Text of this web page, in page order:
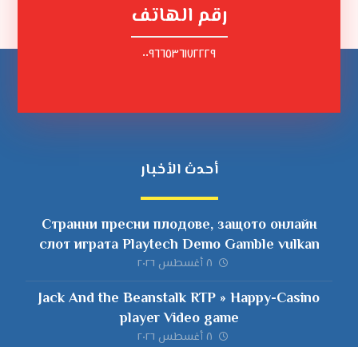
رقم الهاتف
٠٠٩٦٦٥٣٦١٧٢٢٢٩
أحدث الأخبار
Странни пресни плодове, защото онлайн
слот играта Playtech Demo Gamble vulkan
безплатна
٨ أغسطس ٢٠٢٦
Jack And the Beanstalk RTP » Happy-Casino
player Video game
٨ أغسطس ٢٠٢٦